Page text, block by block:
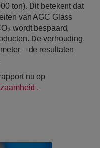
ton). Dit betekent dat
van AGC Glass
2 wordt bespaard,
De verhouding
– de resultaten
nu op
.